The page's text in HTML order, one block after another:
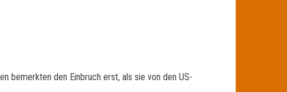
bemerkten den Einbruch erst, als sie von den US-